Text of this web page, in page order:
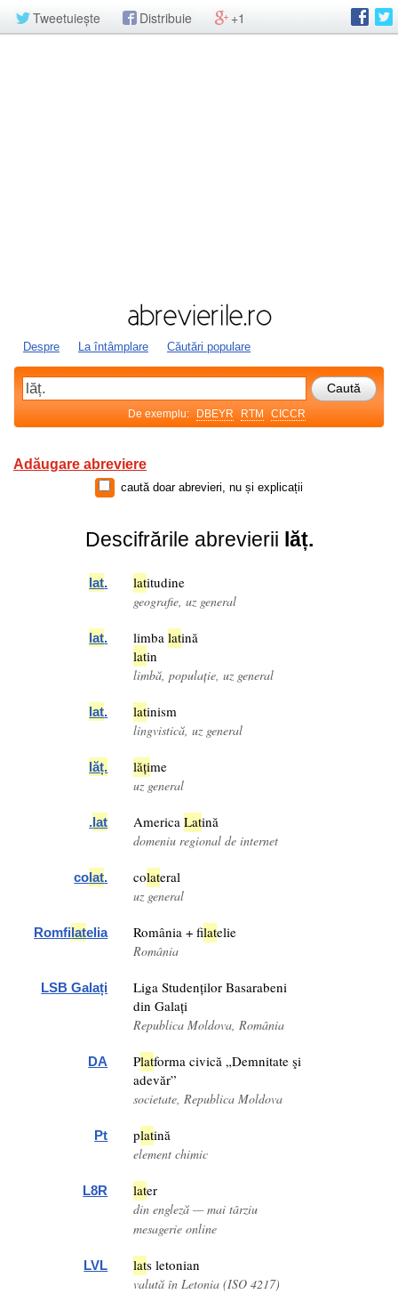
Tweetuiește Distribuie +1
Despre La întâmplare Căutări populare
De exemplu: DBEYR RTM CICCR
Adăugare abreviere
caută doar abrevieri, nu și explicații
Descifrările abrevierii lăț.
lat. latitudine
geografie, uz general
lat. limbalatină
latin
limbă, populație, uz general
lat. latinism
lingvistică, uz general
lăț. lățime
uz general
.lat AmericaLatină
domeniu regional de internet
colat. colateral
uz general
Romfilatelia România + filatelie
România
LSB Galați
Liga Studenților Basarabeni
din Galați
Republica Moldova, România
DA Platforma civică „Demnitate şi
adevăr”
societate, Republica Moldova
Pt platină
element chimic
L8R later
din engleză — mai târziu
mesagerie online
LVL lats letonian
valută în Letonia (ISO 4217)